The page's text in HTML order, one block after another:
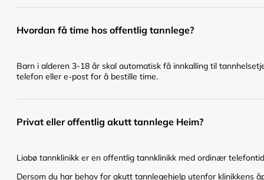
Hvordan få time hos offentlig tannlege?
Barn i alderen 3-18 år skal automatisk få innkalling til
telefon eller e-post for å bestille time.
Privat eller offentlig akutt tannlege Heim?
Liabø tannklinikk er en offentlig tannklinikk med ordinær
Dersom du har behov for akutt tannlegehjelp utenfor klinikkens